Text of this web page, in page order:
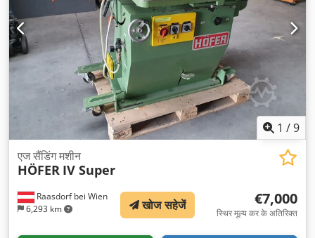
1 /9
Raasdorf bei Wien
6,293 km
एज सैंडिंग मशीन
HÖFER IV Super
€7,000
स्थिर मूल्य कर के अतिरिक्त
खोज सहेजें